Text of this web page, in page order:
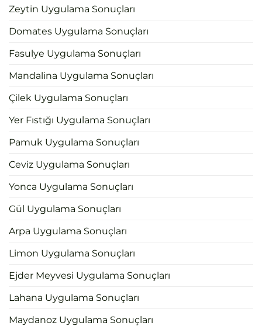
Zeytin Uygulama Sonuçları
Domates Uygulama Sonuçları
Fasulye Uygulama Sonuçları
Mandalina Uygulama Sonuçları
Çilek Uygulama Sonuçları
Yer Fıstığı Uygulama Sonuçları
Pamuk Uygulama Sonuçları
Ceviz Uygulama Sonuçları
Yonca Uygulama Sonuçları
Gül Uygulama Sonuçları
Arpa Uygulama Sonuçları
Limon Uygulama Sonuçları
Ejder Meyvesi Uygulama Sonuçları
Lahana Uygulama Sonuçları
Maydanoz Uygulama Sonuçları